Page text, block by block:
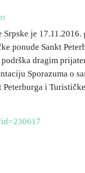
je 17.11.2016.
ponude Sankt
dragim
Sporazuma o
i